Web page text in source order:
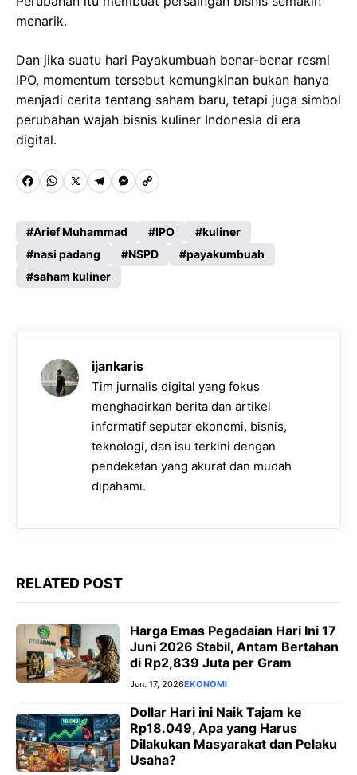
menarik.
Dan jika suatu hari Payakumbuah benar-benar resmi
IPO, momentum tersebut kemungkinan bukan hanya
menjadi cerita tentang saham baru, tetapi juga simbol
perubahan wajah bisnis kuliner Indonesia di era
digital.
F
c
e
b
o
W
a
t
s
p
p
X T
l
e
g
a
m
M
s
s
e
g
e
r
C
p
y
n
k
Arief Muhammad IPO
kuliner
nasi padang
NSPD
payakumbuah
saham kuliner
ijankaris
Tim jurnalis digital yang fokus
menghadirkan berita dan artikel
informatif seputar ekonomi, bisnis,
teknologi, dan isu terkini dengan
pendekatan yang akurat dan mudah
dipahami.
RELATED POST
Harga Emas Pegadaian Hari Ini 17
Juni 2026 Stabil, Antam Bertahan
di Rp2,839 Juta per Gram
Jun. 17, 2026EKONOMI
Dollar Hari ini Naik Tajam ke
Rp18.049, Apa yang Harus
Dilakukan Masyarakat dan Pelaku
Usaha?